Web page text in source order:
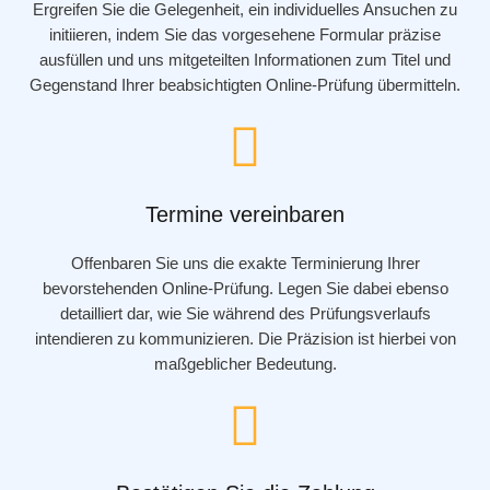
Ergreifen Sie die Gelegenheit, ein individuelles Ansuchen zu
initiieren, indem Sie das vorgesehene Formular präzise
ausfüllen und uns mitgeteilten Informationen zum Titel und
Gegenstand Ihrer beabsichtigten Online-Prüfung übermitteln.
Termine vereinbaren
Offenbaren Sie uns die exakte Terminierung Ihrer
bevorstehenden Online-Prüfung. Legen Sie dabei ebenso
detailliert dar, wie Sie während des Prüfungsverlaufs
intendieren zu kommunizieren. Die Präzision ist hierbei von
maßgeblicher Bedeutung.